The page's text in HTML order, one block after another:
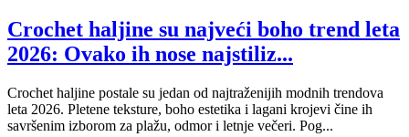
Crochet haljine su najveći boho trend leta
2026: Ovako ih nose najstiliz...
Crochet haljine postale su jedan od najtraženijih modnih trendova
leta 2026. Pletene teksture, boho estetika i lagani krojevi čine ih
savršenim izborom za plažu, odmor i letnje večeri. Pog...